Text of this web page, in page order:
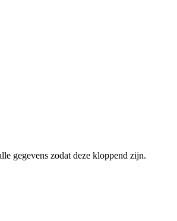
gegevens zodat deze kloppend zijn.